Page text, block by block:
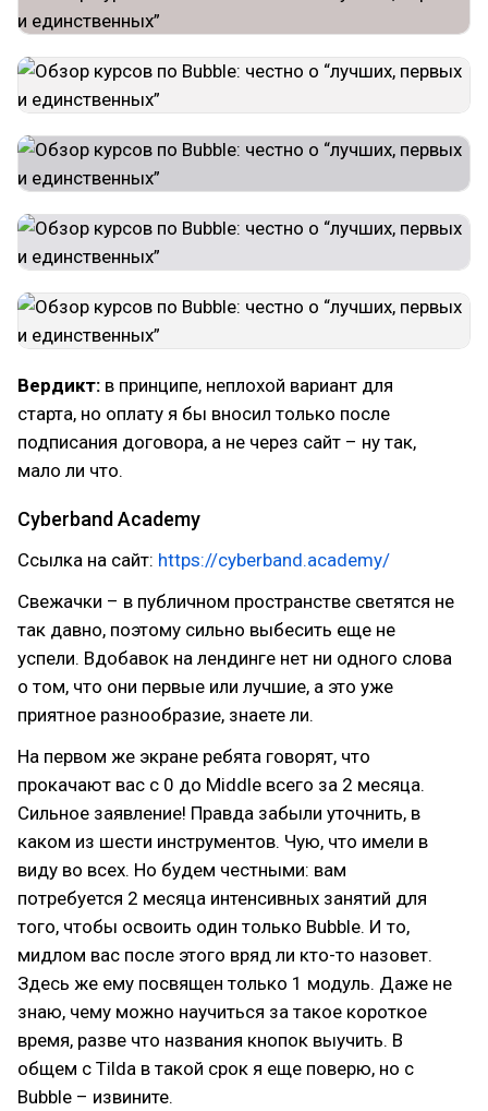
Вердикт: в принципе, неплохой вариант для
старта, но оплату я бы вносил только после
подписания договора, а не через сайт – ну так,
мало ли что.
Cyberband Academy
Ссылка на сайт: https://cyberband.academy/
Свежачки – в публичном пространстве светятся не
так давно, поэтому сильно выбесить еще не
успели. Вдобавок на лендинге нет ни одного слова
о том, что они первые или лучшие, а это уже
приятное разнообразие, знаете ли.
На первом же экране ребята говорят, что
прокачают вас с 0 до Middle всего за 2 месяца.
Сильное заявление! Правда забыли уточнить, в
каком из шести инструментов. Чую, что имели в
виду во всех. Но будем честными: вам
потребуется 2 месяца интенсивных занятий для
того, чтобы освоить один только Bubble. И то,
мидлом вас после этого вряд ли кто-то назовет.
Здесь же ему посвящен только 1 модуль. Даже не
знаю, чему можно научиться за такое короткое
время, разве что названия кнопок выучить. В
общем с Tilda в такой срок я еще поверю, но с
Bubble – извините.